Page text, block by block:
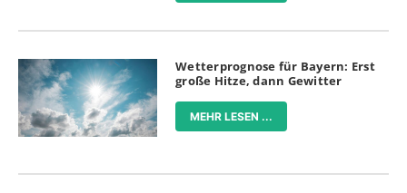
Wetterprognose für Bayern: Erst
große Hitze, dann Gewitter
MEHR LESEN ...